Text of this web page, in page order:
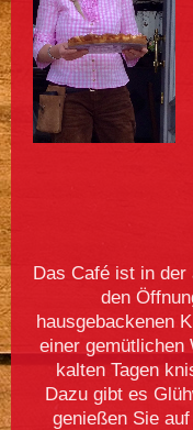
Das Café ist in der
den
hausgebackenen
einer gemütlichen
kalten Tagen
Dazu gibt es
genießen Sie